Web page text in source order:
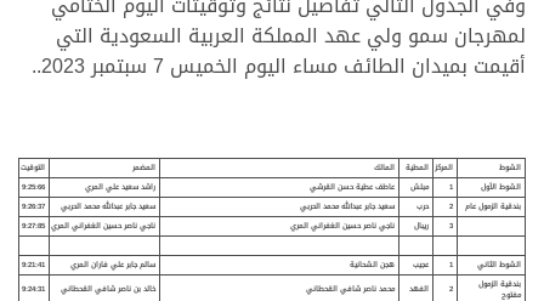
لمهرجان سمو ولي عهد المملكة العربية السعودية التي
أقيمت بميدان الطائف مساء اليوم الخميس 7 سبتمبر 2023..
الشوط المركز المطية المالك المضمر
التوقيت
الشوط الأول
1 مبلش عاطف عطية حسن القرشي راشد سعيد علي المري
9:25:66
بندقية الزمول عام
2 حرب سعيد جابر عبدالله محمد الحربي سعيد جابر عبدالله محمد الحربي
9:26:37
3
ريبال ناجي ناصر حسين الغفراني المري ناجي ناصر حسين الغفراني المري 9:27:85
الشوط الثاني 1 عجيب هجن الشحانية سالم جابر علي فاران المري
9:21:41
بندقية الزمول
مفتوح 2 الفهد محمد ناصر شافي القحطاني خالد بن ناصر شافي القحطاني
9:24:31